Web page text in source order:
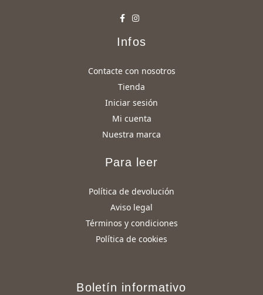
Infos
Contacte con nosotros
Tienda
Iniciar sesión
Mi cuenta
Nuestra marca
Para leer
Política de devolución
Aviso legal
Términos y condiciones
Política de cookies
Boletín informativo